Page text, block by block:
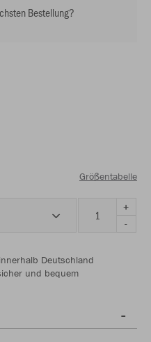
Bestellung?
Größentabelle
+
-
Deutschland
und bequem